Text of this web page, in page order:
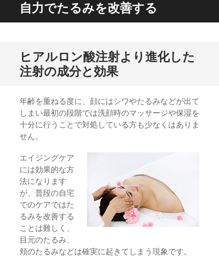
自力でたるみを改善する
ヒアルロン酸注射より進化した
注射の成分と効果
年齢を重ねる度に、顔にはシワやたるみなどが出て
しまい最初の段階では洗顔時のマッサージや保湿を
十分に行うことで対処している方も少なくはありま
せん。
エイジングケア
には効果的な方
法になります
が、普段の自宅
でのケアではた
るみを改善する
ことは難しく、
目元のたるみ、
頬のたるみなどは確実に起きてしまう現象です。